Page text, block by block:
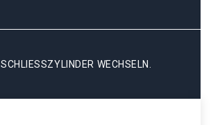
SCHLIESSZYLINDER WECHSELN.